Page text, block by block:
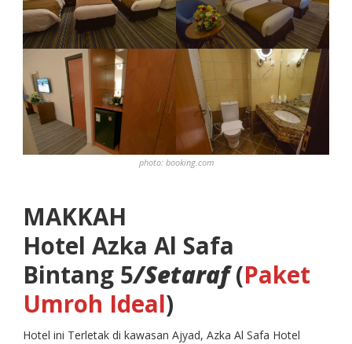
photo: booking.com
MAKKAH
Hotel Azka Al Safa
Bintang 5/Setaraf (Paket
Umroh Ideal)
Hotel ini Terletak di kawasan Ajyad, Azka Al Safa Hotel